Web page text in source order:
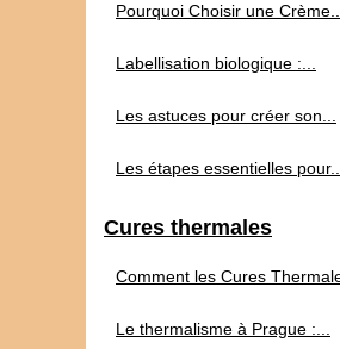
Pourquoi Choisir une Crème...
Labellisation biologique :...
Les astuces pour créer son...
Les étapes essentielles pour...
Cures thermales
Comment les Cures
Le thermalisme à Prague :...